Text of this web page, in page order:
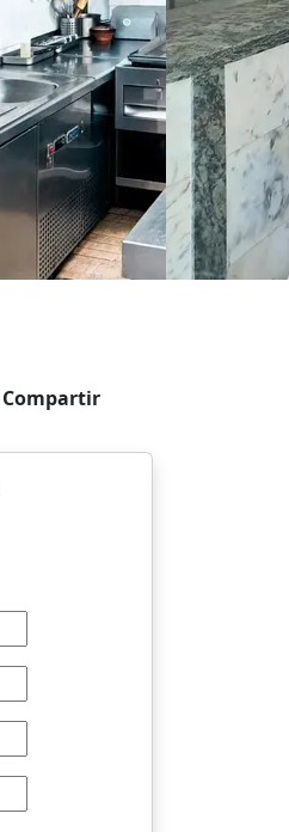
Compartir